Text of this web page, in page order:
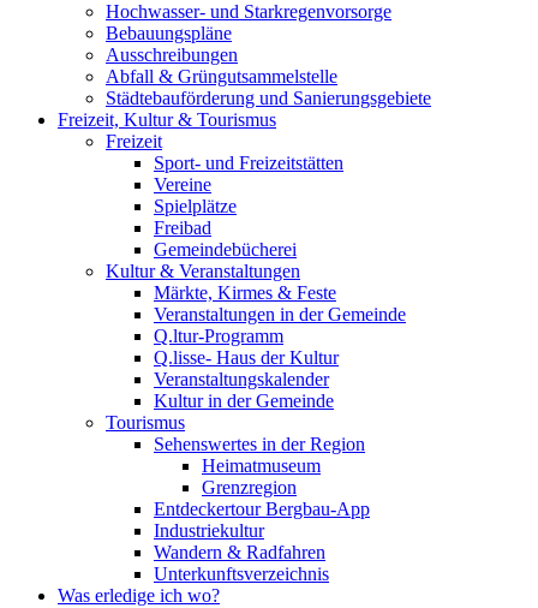
Hochwasser- und Starkregenvorsorge
Bebauungspläne
Ausschreibungen
Abfall & Grüngutsammelstelle
Städtebauförderung und Sanierungsgebiete
Freizeit, Kultur & Tourismus
Freizeit
Sport- und Freizeitstätten
Vereine
Spielplätze
Freibad
Gemeindebücherei
Kultur & Veranstaltungen
Märkte, Kirmes & Feste
Veranstaltungen in der Gemeinde
Q.ltur-Programm
Q.lisse- Haus der Kultur
Veranstaltungskalender
Kultur in der Gemeinde
Tourismus
Sehenswertes in der Region
Heimatmuseum
Grenzregion
Entdeckertour Bergbau-App
Industriekultur
Wandern & Radfahren
Unterkunftsverzeichnis
Was erledige ich wo?